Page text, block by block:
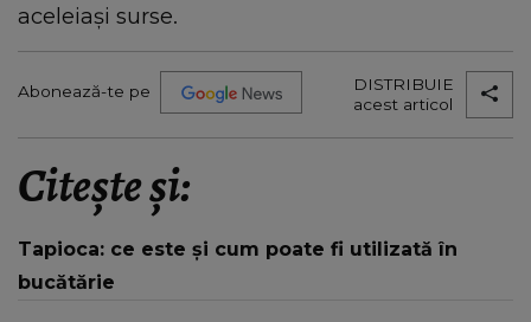
aceleiași surse.
Abonează-te pe
DISTRIBUIE
acest articol
Citește și:
Tapioca: ce este și cum poate fi utilizată în
bucătărie